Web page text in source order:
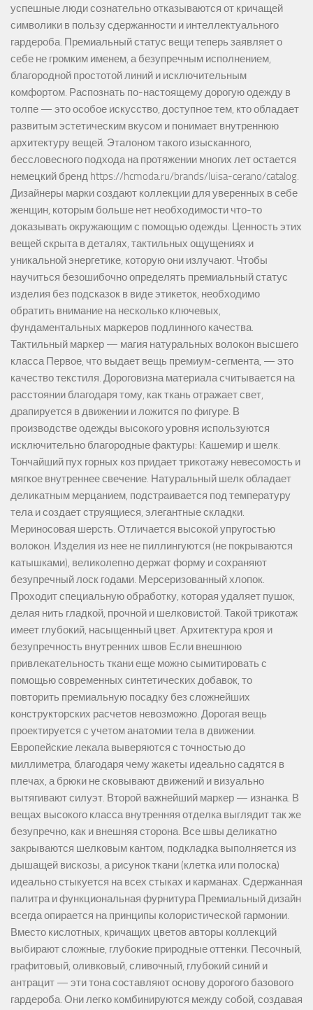
успешные люди сознательно отказываются от кричащей
символики в пользу сдержанности и интеллектуального
гардероба. Премиальный статус вещи теперь заявляет о
себе не громким именем, а безупречным исполнением,
благородной простотой линий и исключительным
комфортом. Распознать по-настоящему дорогую одежду в
толпе — это особое искусство, доступное тем, кто обладает
развитым эстетическим вкусом и понимает внутреннюю
архитектуру вещей. Эталоном такого изысканного,
бессловесного подхода на протяжении многих лет остается
немецкий бренд https://hcmoda.ru/brands/luisa-cerano/catalog.
Дизайнеры марки создают коллекции для уверенных в себе
женщин, которым больше нет необходимости что-то
доказывать окружающим с помощью одежды. Ценность этих
вещей скрыта в деталях, тактильных ощущениях и
уникальной энергетике, которую они излучают. Чтобы
научиться безошибочно определять премиальный статус
изделия без подсказок в виде этикеток, необходимо
обратить внимание на несколько ключевых,
фундаментальных маркеров подлинного качества.
Тактильный маркер — магия натуральных волокон высшего
класса Первое, что выдает вещь премиум-сегмента, — это
качество текстиля. Дороговизна материала считывается на
расстоянии благодаря тому, как ткань отражает свет,
драпируется в движении и ложится по фигуре. В
производстве одежды высокого уровня используются
исключительно благородные фактуры: Кашемир и шелк.
Тончайший пух горных коз придает трикотажу невесомость и
мягкое внутреннее свечение. Натуральный шелк обладает
деликатным мерцанием, подстраивается под температуру
тела и создает струящиеся, элегантные складки.
Мериносовая шерсть. Отличается высокой упругостью
волокон. Изделия из нее не пиллингуются (не покрываются
катышками), великолепно держат форму и сохраняют
безупречный лоск годами. Мерсеризованный хлопок.
Проходит специальную обработку, которая удаляет пушок,
делая нить гладкой, прочной и шелковистой. Такой трикотаж
имеет глубокий, насыщенный цвет. Архитектура кроя и
безупречность внутренних швов Если внешнюю
привлекательность ткани еще можно сымитировать с
помощью современных синтетических добавок, то
повторить премиальную посадку без сложнейших
конструкторских расчетов невозможно. Дорогая вещь
проектируется с учетом анатомии тела в движении.
Европейские лекала выверяются с точностью до
миллиметра, благодаря чему жакеты идеально садятся в
плечах, а брюки не сковывают движений и визуально
вытягивают силуэт. Второй важнейший маркер — изнанка. В
вещах высокого класса внутренняя отделка выглядит так же
безупречно, как и внешняя сторона. Все швы деликатно
закрываются шелковым кантом, подкладка выполняется из
дышащей вискозы, а рисунок ткани (клетка или полоска)
идеально стыкуется на всех стыках и карманах. Сдержанная
палитра и функциональная фурнитура Премиальный дизайн
всегда опирается на принципы колористической гармонии.
Вместо кислотных, кричащих цветов авторы коллекций
выбирают сложные, глубокие природные оттенки. Песочный,
графитовый, оливковый, сливочный, глубокий синий и
антрацит — эти тона составляют основу дорогого базового
гардероба. Они легко комбинируются между собой, создавая